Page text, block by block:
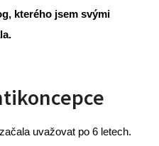
kterého jsem svými
uvažovat po 6 letech.